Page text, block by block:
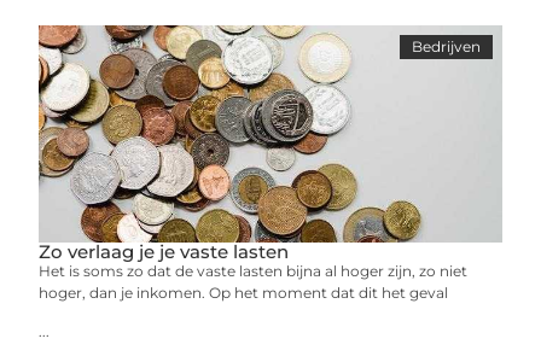
Bedrijven
Zo verlaag je je vaste lasten
Het is soms zo dat de vaste lasten bijna al hoger zijn, zo niet
hoger, dan je inkomen. Op het moment dat dit het geval